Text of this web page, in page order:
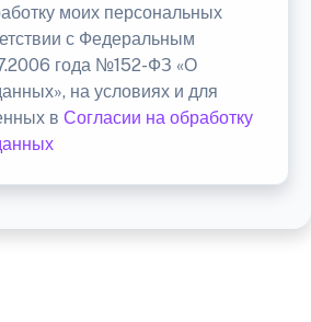
моих персональных
с Федеральным
года №152-ФЗ «О
на условиях и для
в Согласии на обработку